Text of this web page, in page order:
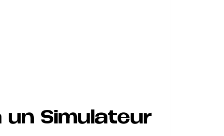
Simulateur